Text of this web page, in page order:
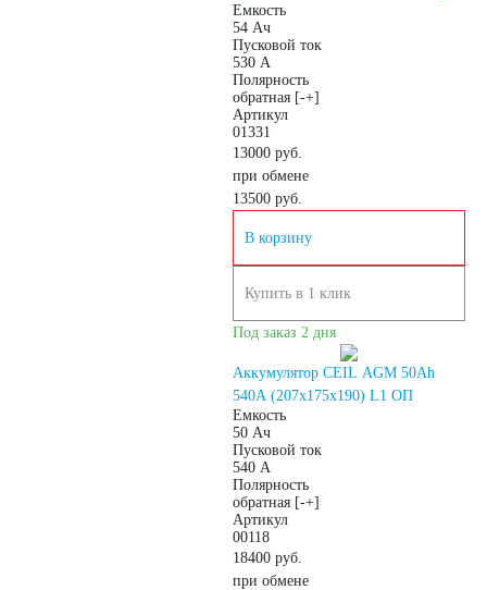
Турция
США
Китай
Иран
Емкость
54 Ач
Пусковой ток
530 А
Полярность
обратная [-+]
Артикул
01331
13000 руб.
при обмене
13500руб.
В корзину
Купить в 1 клик
Под заказ 2 дня
Аккумулятор CEIL AGM 50Ah
540A (207x175x190) L1 ОП
Емкость
50 Ач
Пусковой ток
540 А
Полярность
обратная [-+]
Артикул
00118
18400 руб.
при обмене